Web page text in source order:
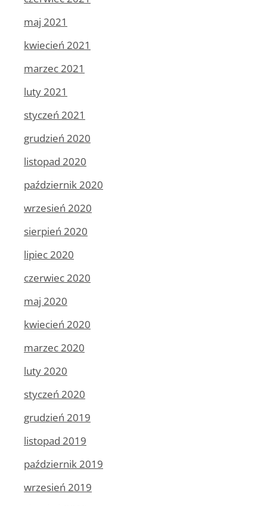
maj 2021
kwiecień 2021
marzec 2021
luty 2021
styczeń 2021
grudzień 2020
listopad 2020
październik 2020
wrzesień 2020
sierpień 2020
lipiec 2020
czerwiec 2020
maj 2020
kwiecień 2020
marzec 2020
luty 2020
styczeń 2020
grudzień 2019
listopad 2019
październik 2019
wrzesień 2019